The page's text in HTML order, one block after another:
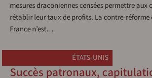
mesures draconiennes censées permettre aux
rétablir leur taux de profits. La contre-réforme
France n’est…
ÉTATS-UNIS
Succès patronaux,